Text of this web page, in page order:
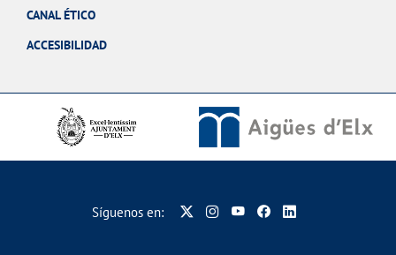
CANAL ÉTICO
ACCESIBILIDAD
Síguenos en: